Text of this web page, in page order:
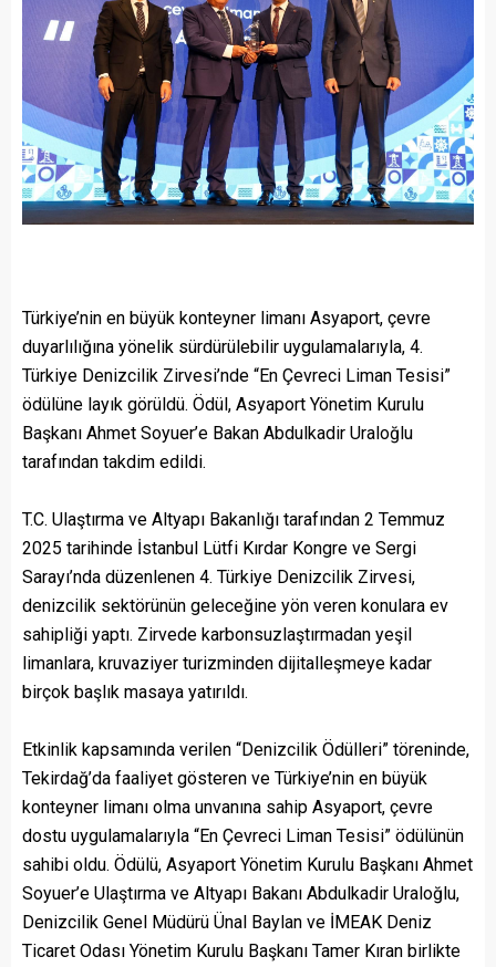
Türkiye’nin en büyük konteyner limanı Asyaport, çevre
duyarlılığına yönelik sürdürülebilir uygulamalarıyla, 4.
Türkiye Denizcilik Zirvesi’nde “En Çevreci Liman Tesisi”
ödülüne layık görüldü. Ödül, Asyaport Yönetim Kurulu
Başkanı Ahmet Soyuer’e Bakan Abdulkadir Uraloğlu
tarafından takdim edildi.
T.C. Ulaştırma ve Altyapı Bakanlığı tarafından 2 Temmuz
2025 tarihinde İstanbul Lütfi Kırdar Kongre ve Sergi
Sarayı’nda düzenlenen 4. Türkiye Denizcilik Zirvesi,
denizcilik sektörünün geleceğine yön veren konulara ev
sahipliği yaptı. Zirvede karbonsuzlaştırmadan yeşil
limanlara, kruvaziyer turizminden dijitalleşmeye kadar
birçok başlık masaya yatırıldı.
Etkinlik kapsamında verilen “Denizcilik Ödülleri” töreninde,
Tekirdağ’da faaliyet gösteren ve Türkiye’nin en büyük
konteyner limanı olma unvanına sahip Asyaport, çevre
dostu uygulamalarıyla “En Çevreci Liman Tesisi” ödülünün
sahibi oldu. Ödülü, Asyaport Yönetim Kurulu Başkanı Ahmet
Soyuer’e Ulaştırma ve Altyapı Bakanı Abdulkadir Uraloğlu,
Denizcilik Genel Müdürü Ünal Baylan ve İMEAK Deniz
Ticaret Odası Yönetim Kurulu Başkanı Tamer Kıran birlikte